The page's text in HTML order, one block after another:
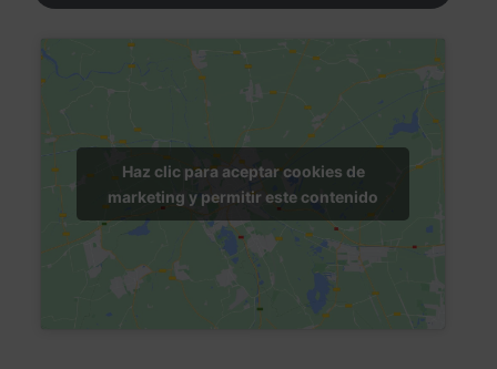
Haz clic para aceptar cookies de
marketing y permitir este contenido